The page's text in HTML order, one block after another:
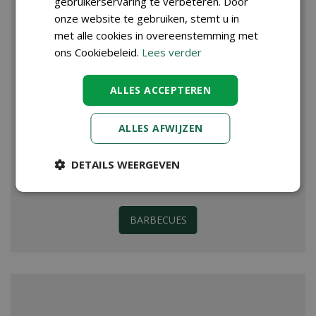
BARBECUES
onze website te gebruiken, stemt u in
met alle cookies in overeenstemming met
ons Cookiebeleid. Lees verder
ALLES ACCEPTEREN
ALLES AFWIJZEN
DETAILS WEERGEVEN